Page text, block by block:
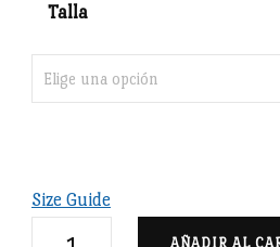
Talla
Size Guide
Condes
AÑADIR AL